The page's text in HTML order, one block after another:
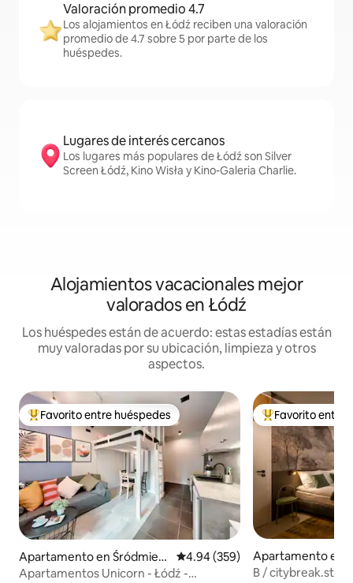
Valoración promedio 4.7
Los alojamientos en Łódź reciben una valoración
promedio de 4.7 sobre 5 por parte de los
huéspedes.
Lugares de interés cercanos
Los lugares más populares de Łódź son Silver
Screen Łódź, Kino Wisła y Kino-Galeria Charlie.
Alojamientos vacacionales mejor
valorados en Łódź
Los huéspedes están de acuerdo: estas estadías están
muy valoradas por su ubicación, limpieza y otros
aspectos.
Favorito entre huéspedes preferido
Favorito entre huéspedes
Apartamento en Śródmieśc
ie
Calificación promedio: 4.94 de
4.94 (359)
Apartamentos Unicorn - Łódź -
Favorito entre
Favorito entre
Apartamento en
e
B /